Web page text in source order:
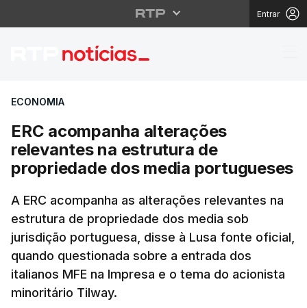
Entrar
ERC acompanha
ECONOMIA
ERC acompanha alterações
relevantes na estrutura de
propriedade dos media portugueses
A ERC acompanha as alterações relevantes na
estrutura de propriedade dos media sob
jurisdição portuguesa, disse à Lusa fonte oficial,
quando questionada sobre a entrada dos
italianos MFE na Impresa e o tema do acionista
minoritário Tilway.